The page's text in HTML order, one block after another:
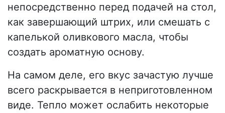
непосредственно перед подачей на стол,
как завершающий штрих, или смешать с
капелькой оливкового масла, чтобы
создать ароматную основу.
На самом деле, его вкус зачастую лучше
всего раскрывается в неприготовленном
виде. Тепло может ослабить некоторые